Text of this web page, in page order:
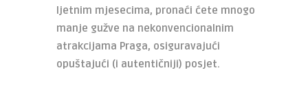
ljetnim mjesecima, pronaći ćete mnogo
manje gužve na nekonvencionalnim
atrakcijama Praga, osiguravajući
opuštajući (i autentičniji) posjet.